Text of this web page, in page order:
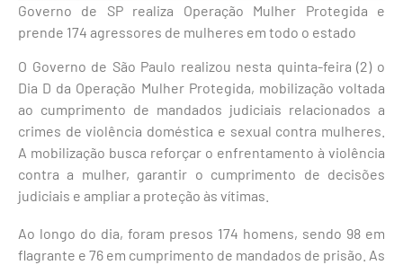
Governo de SP realiza Operação Mulher Protegida e
prende 174 agressores de mulheres em todo o estado
O Governo de São Paulo realizou nesta quinta-feira (2) o
Dia D da Operação Mulher Protegida, mobilização voltada
ao cumprimento de mandados judiciais relacionados a
crimes de violência doméstica e sexual contra mulheres.
A mobilização busca reforçar o enfrentamento à violência
contra a mulher, garantir o cumprimento de decisões
judiciais e ampliar a proteção às vítimas.
Ao longo do dia, foram presos 174 homens, sendo 98 em
flagrante e 76 em cumprimento de mandados de prisão. As